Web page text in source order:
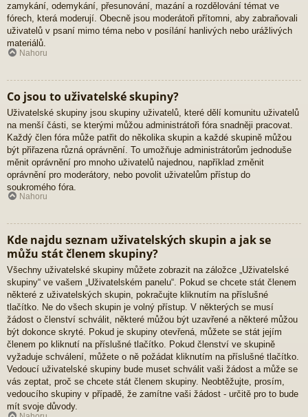
zamykání, odemykání, přesunování, mazání a rozdělování témat ve
fórech, která moderují. Obecně jsou moderátoři přítomni, aby zabraňovali
uživatelů v psaní mimo téma nebo v posílání hanlivých nebo urážlivých
materiálů.
Nahoru
Co jsou to uživatelské skupiny?
Uživatelské skupiny jsou skupiny uživatelů, které dělí komunitu uživatelů
na menší části, se kterými můžou administrátoři fóra snadněji pracovat.
Každý člen fóra může patřit do několika skupin a každé skupině můžou
být přiřazena různá oprávnění. To umožňuje administrátorům jednoduše
měnit oprávnění pro mnoho uživatelů najednou, například změnit
oprávnění pro moderátory, nebo povolit uživatelům přístup do
soukromého fóra.
Nahoru
Kde najdu seznam uživatelských skupin a jak se
můžu stát členem skupiny?
Všechny uživatelské skupiny můžete zobrazit na záložce „Uživatelské
skupiny“ ve vašem „Uživatelském panelu“. Pokud se chcete stát členem
některé z uživatelských skupin, pokračujte kliknutím na příslušné
tlačítko. Ne do všech skupin je volný přístup. V některých se musí
žádost o členství schválit, některé můžou být uzavřené a některé můžou
být dokonce skryté. Pokud je skupiny otevřená, můžete se stát jejím
členem po kliknutí na příslušné tlačítko. Pokud členství ve skupině
vyžaduje schválení, můžete o ně požádat kliknutím na příslušné tlačítko.
Vedoucí uživatelské skupiny bude muset schválit vaši žádost a může se
vás zeptat, proč se chcete stát členem skupiny. Neobtěžujte, prosím,
vedoucího skupiny v případě, že zamítne vaši žádost - určitě pro to bude
mít svoje důvody.